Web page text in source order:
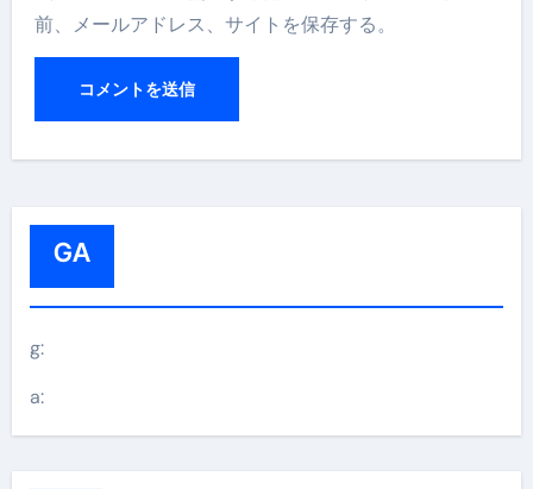
前、メールアドレス、サイトを保存する。
GA
g:
a: